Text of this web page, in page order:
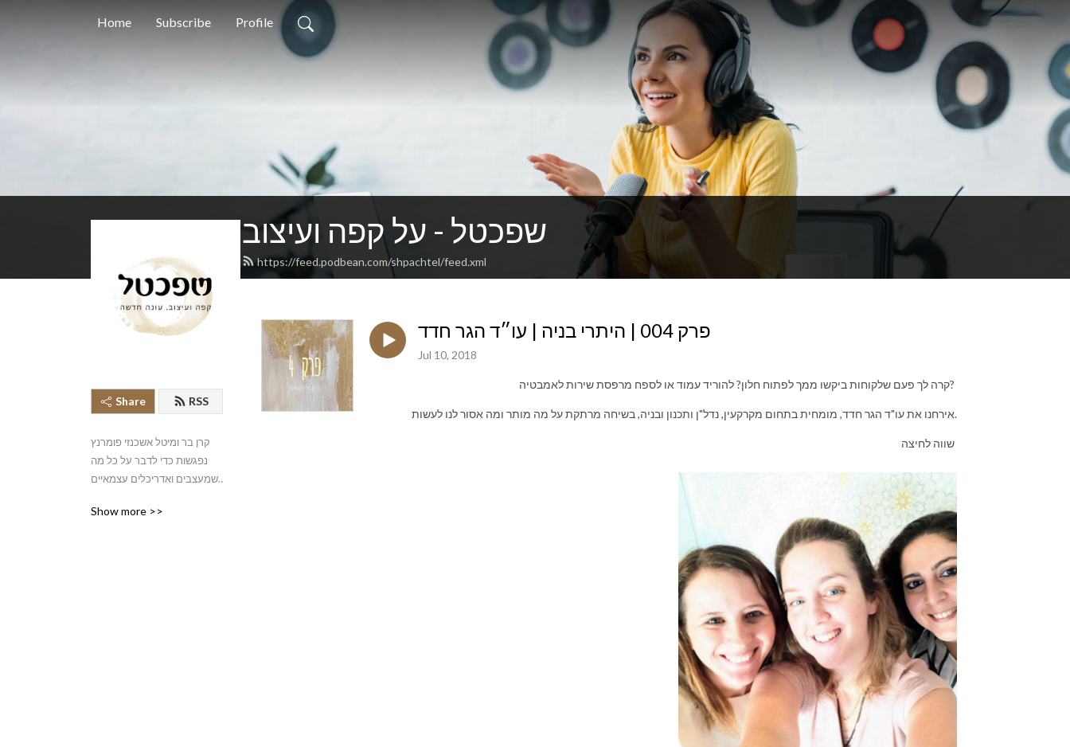
Home Subscribe Profile
שפכטל - על קפה ועיצוב
https://feed.podbean.com/shpachtel/feed.xml
Share RSS
קרן בר ומיטל אשכנזי פומרנץ
נפגשות כדי לדבר על כל מה
שמעצבים ואדריכלים עצמאיים
Show more >>
פרק 004 | היתרי בניה | עו״ד הגר חדד
Jul 10, 2018
קרה לך פעם שלקוחות ביקשו ממך לפתוח חלון? להוריד עמוד או לספח מרפסת שירות לאמבטיה?
אירחנו את עו"ד הגר חדד, מומחית בתחום מקרקעין, נדל"ן ותכנון ובניה, בשיחה מרתקת על מה מותר ומה אסור לנו לעשות.